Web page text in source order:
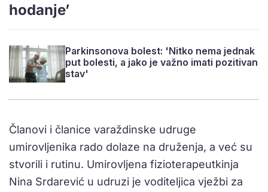
hodanje’
Parkinsonova bolest: 'Nitko nema jednak
put bolesti, a jako je važno imati pozitivan
stav'
Članovi i članice varaždinske udruge
umirovljenika rado dolaze na druženja, a već su
stvorili i rutinu. Umirovljena fizioterapeutkinja
Nina Srdarević u udruzi je voditeljica vježbi za